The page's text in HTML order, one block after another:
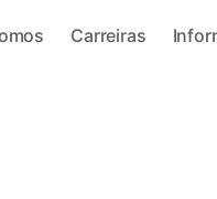
Carreiras